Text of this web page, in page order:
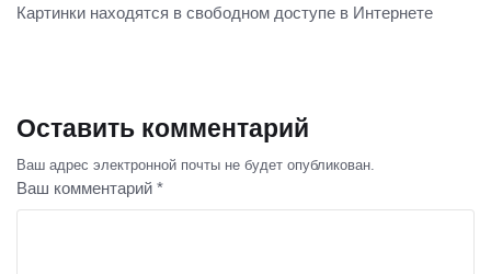
Картинки находятся в свободном доступе в Интернете
Оставить комментарий
Ваш адрес электронной почты не будет опубликован.
Ваш комментарий *